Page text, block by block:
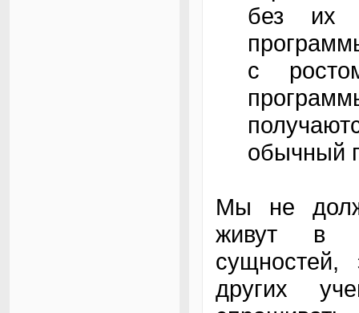
без их
с
обычный
Мы не
живут в
сущностей,
других